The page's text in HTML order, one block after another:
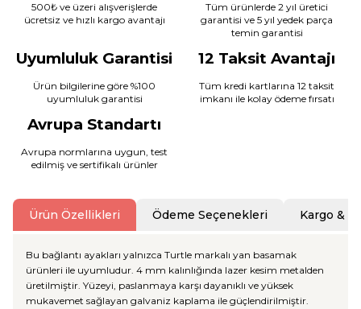
500₺ ve üzeri alışverişlerde
ücretsiz ve hızlı kargo avantajı
Tüm ürünlerde 2 yıl üretici
garantisi ve 5 yıl yedek parça
temin garantisi
Uyumluluk Garantisi
Ürün bilgilerine göre %100
uyumluluk garantisi
12 Taksit Avantajı
Tüm kredi kartlarına 12 taksit
imkanı ile kolay ödeme fırsatı
Avrupa Standartı
Avrupa normlarına uygun, test
edilmiş ve sertifikalı ürünler
Ürün Özellikleri Ödeme Seçenekleri Kargo &
Bu bağlantı ayakları yalnızca Turtle markalı yan basamak
ürünleri ile uyumludur. 4 mm kalınlığında lazer kesim metalden
üretilmiştir. Yüzeyi, paslanmaya karşı dayanıklı ve yüksek
mukavemet sağlayan galvaniz kaplama ile güçlendirilmiştir.